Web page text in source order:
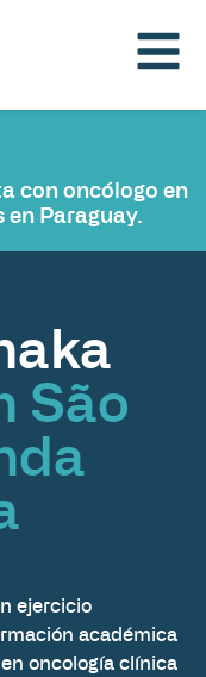
con oncólogo en
Paraguay.
São
ejercicio
académica
oncología clínica